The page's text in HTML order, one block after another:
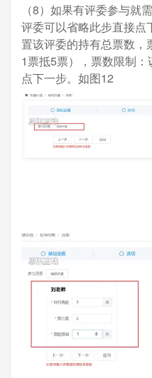
（8）如果有评委参与就
评委可以省略此步直接点
置该评委的持有总票数，
1票抵5票），票数限制
点下一步。如图12